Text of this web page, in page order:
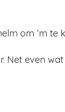
om ‘m te
Net even